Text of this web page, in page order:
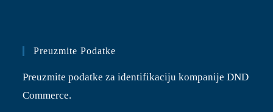
Preuzmite Podatke
Preuzmite podatke za identifikaciju kompanije DND
Commerce.